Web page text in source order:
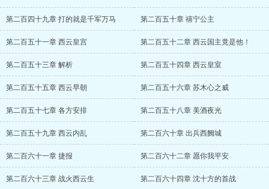
第二百四十九章 打的就是千军万马 第二百五十章 禧宁公主
第二百五十一章 西云皇宫 第二百五十二章 西云国主竟是他！
第二百五十三章 解析 第二百五十四章 西云皇室
第二百五十五章 西云早朝 第二百五十六章 苏木心之威
第二百五十七章 各方安排 第二百五十八章 美酒夜光
第二百五十九章 西云内乱 第二百六十章 出兵西阙城
第二百六十一章 捷报 第二百六十二章 愿你我平安
第二百六十三章 战火西云生 第二百六十四章 沈十方的首战